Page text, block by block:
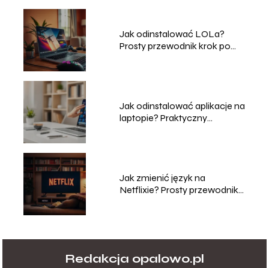
Jak odinstalować LOLa?
Prosty przewodnik krok po
Jak odinstalować aplikacje na
laptopie? Praktyczny
Jak zmienić język na
Netflixie? Prosty przewodnik
Redakcja opalowo.pl